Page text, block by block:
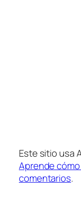
Este sitio usa
Aprende
comentarios.